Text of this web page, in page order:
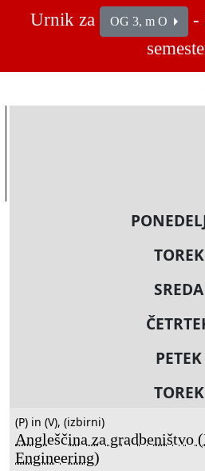
Urnik za OG 3, m O
-
TOREK
SREDA
PETEK
TOREK
(P) in (V), (izbirni)
Angleščina za gradbeništvo
Engineering)